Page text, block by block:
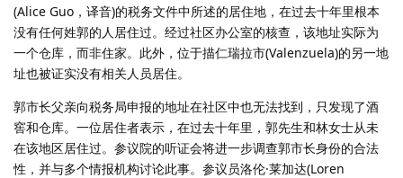
(Alice Guo，译音)的税务文件中所述的居住地，在过去十年里根本
没有任何姓郭的人居住过。经过社区办公室的核查，该地址实际为
一个仓库，而非住家。此外，位于描仁瑞拉市(Valenzuela)的另一地
址也被证实没有相关人员居住。
郭市长父亲向税务局申报的地址在社区中也无法找到，只发现了酒
窖和仓库。一位居住者表示，在过去十年里，郭先生和林女士从未
在该地区居住过。参议院的听证会将进一步调查郭市长身份的合法
性，并与多个情报机构讨论此事。参议员洛伦·莱加达(Loren